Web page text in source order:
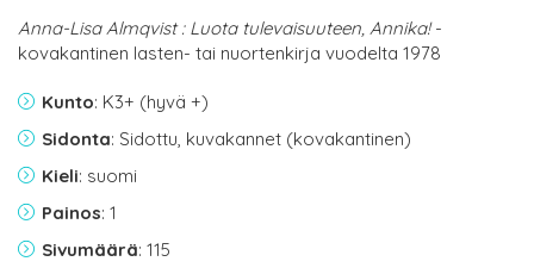
Anna-Lisa Almqvist : Luota tulevaisuuteen, Annika!-
kovakantinen lasten- tai nuortenkirja vuodelta 1978
Kunto: K3+ (hyvä +)
Sidonta: Sidottu, kuvakannet (kovakantinen)
Kieli: suomi
Painos: 1
Sivumäärä: 115